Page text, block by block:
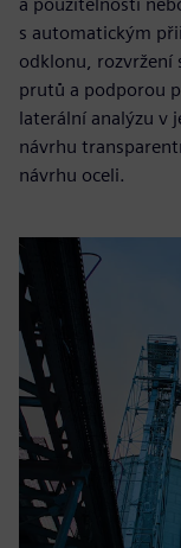
s automatickým
odklonu, rozvržení
prutů a podporou
laterální analýzu v
návrhu
návrhu oceli.